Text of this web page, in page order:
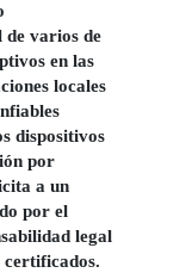
de varios de
en las
locales
dispositivos
por
a un
por el
legal
certificados.